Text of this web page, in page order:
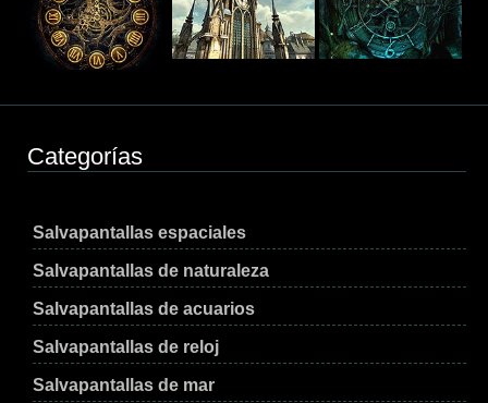
Categorías
Salvapantallas espaciales
Salvapantallas de naturaleza
Salvapantallas de acuarios
Salvapantallas de reloj
Salvapantallas de mar